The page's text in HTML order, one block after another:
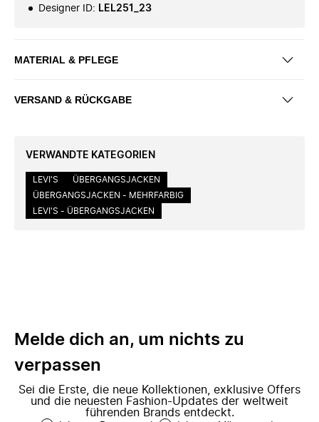
Designer ID: LEL251_23
MATERIAL & PFLEGE
VERSAND & RÜCKGABE
VERWANDTE KATEGORIEN
LEVI'S
ÜBERGANGSJACKEN
ÜBERGANGSJACKEN - MEHRFARBIG
LEVI'S - ÜBERGANGSJACKEN
Melde dich an, um nichts zu
verpassen
Sei die Erste, die neue Kollektionen, exklusive Offers
und die neuesten Fashion-Updates der weltweit
führenden Brands entdeckt.